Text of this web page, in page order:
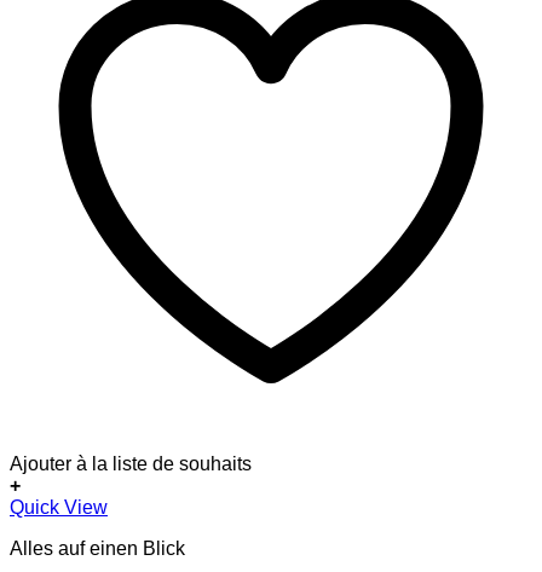
Ajouter à la liste de souhaits
+
Dieses
weist
Quick View
Alles auf einen Blick